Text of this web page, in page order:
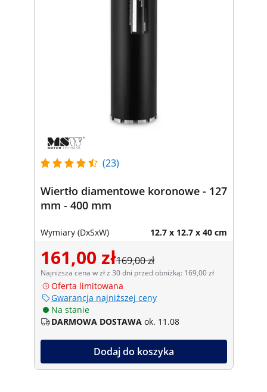
(23)
Wiertło diamentowe koronowe - 127
mm - 400 mm
Wymiary (DxSxW) 12.7 x 12.7 x 40 cm
161,00 zł169,00 zł
Najniższa cena w zł z 30 dni przed obniżką: 169,00 zł
Oferta limitowana
Gwarancja najniższej ceny
Na stanie
DARMOWA DOSTAWA ok. 11.08
Dodaj do koszyka